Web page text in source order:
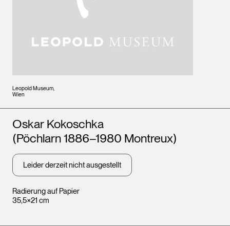
Leopold Museum,
Wien
Radierung auf Papier
35,5×21 cm
Künstler*innen
Oskar Kokoschka
(Pöchlarn 1886–1980 Montreux)
Leider derzeit nicht ausgestellt